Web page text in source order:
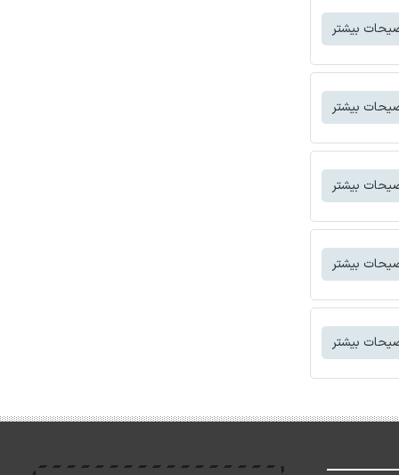
بیشتر
بیشتر
بیشتر
بیشتر
بیشتر